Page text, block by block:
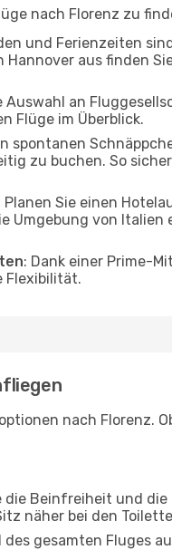
nach Florenz zu
und Ferienzeiten
aus finden
Auswahl an
Flüge im Überblick.
spontanen
zu buchen. So
Planen Sie einen
Umgebung von
: Dank einer Prime-
Flexibilität.
nach Florenz.
Beinfreiheit und
näher bei den
gesamten Fluges